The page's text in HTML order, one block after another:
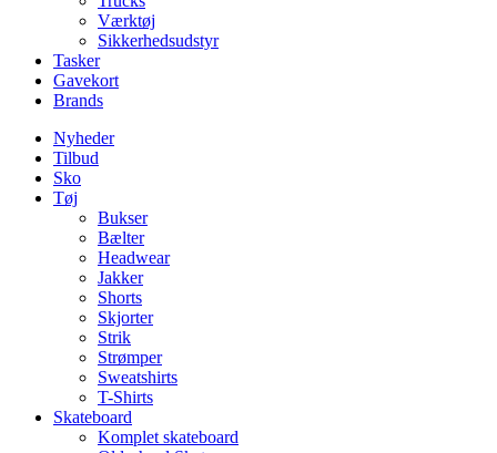
Værktøj
Sikkerhedsudstyr
Tasker
Gavekort
Brands
Nyheder
Tilbud
Sko
Tøj
Bukser
Bælter
Headwear
Jakker
Shorts
Skjorter
Strik
Strømper
Sweatshirts
T-Shirts
Skateboard
Komplet skateboard